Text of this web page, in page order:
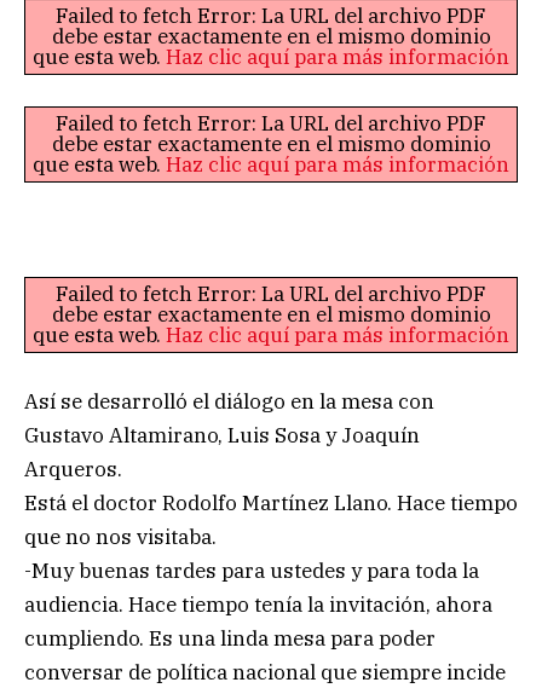
Failed to fetch Error: La URL del archivo PDF
debe estar exactamente en el mismo dominio
que esta web. Haz clic aquí para más información
Failed to fetch Error: La URL del archivo PDF
debe estar exactamente en el mismo dominio
que esta web. Haz clic aquí para más información
Failed to fetch Error: La URL del archivo PDF
debe estar exactamente en el mismo dominio
que esta web. Haz clic aquí para más información
Así se desarrolló el diálogo en la mesa con
Gustavo Altamirano, Luis Sosa y Joaquín
Arqueros.
Está el doctor Rodolfo Martínez Llano. Hace tiempo
que no nos visitaba.
-Muy buenas tardes para ustedes y para toda la
audiencia. Hace tiempo tenía la invitación, ahora
cumpliendo. Es una linda mesa para poder
conversar de política nacional que siempre incide